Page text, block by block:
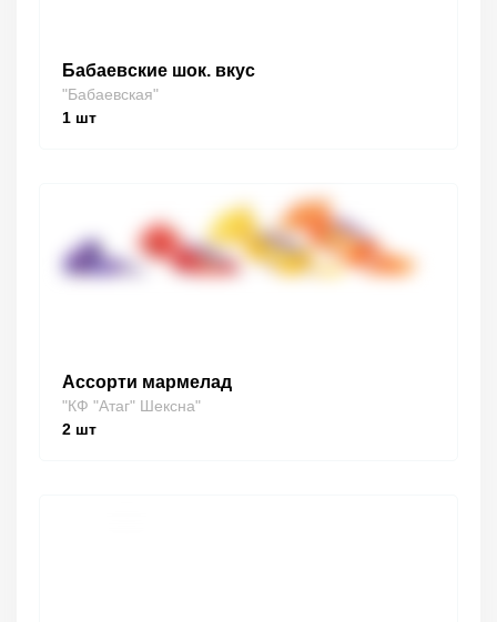
Бабаевские шок. вкус
"Бабаевская"
1 шт
Ассорти мармелад
"КФ "Атаг" Шексна"
2 шт